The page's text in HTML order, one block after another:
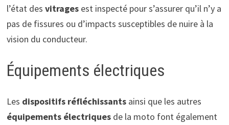
l’état des vitragesest inspecté pour s’assurer qu’il n’y a
pas de fissures ou d’impacts susceptibles de nuire à la
vision du conducteur.
Équipements électriques
Les dispositifs réfléchissantsainsi que les autres
équipements électriquesde la moto font également